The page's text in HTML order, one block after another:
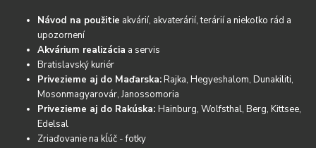
Návod na použitie akvárií, akvaterárií, terárií a niekoľko rád a
upozornení
Akvárium realizácia a servis
Bratislavský kuriér
Privezieme aj do Maďarska:Rajka, Hegyeshalom, Dunakiliti,
Mosonmagyarovár, Janossomoria
Privezieme aj do Rakúska:Hainburg, Wolfsthal, Berg, Kittsee,
Edelsal
Zriaďovanie na kĺúč - fotky